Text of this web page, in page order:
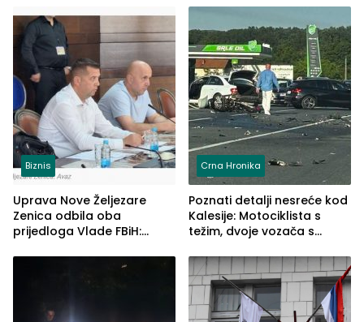
Biznis
Uprava Nove Željezare
Zenica odbila oba
prijedloga Vlade FBiH:
rješenje
Crna Hronika
Poznati detalji nesreće kod
Kalesije: Motociklista s
težim, dvoje vozača s